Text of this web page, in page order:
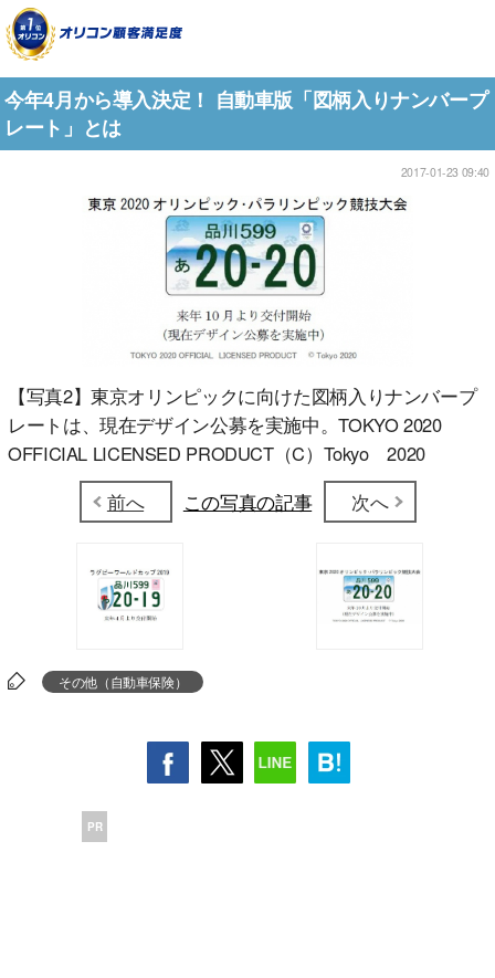
今年4月から導入決定！ 自動車版「図柄入りナンバープ
レート」とは
2017-01-23 09:40
【写真2】東京オリンピックに向けた図柄入りナンバープ
レートは、現在デザイン公募を実施中。TOKYO 2020
OFFICIAL LICENSED PRODUCT（C）Tokyo 2020
前へ
この写真の記事 次へ
その他（自動車保険）
PR